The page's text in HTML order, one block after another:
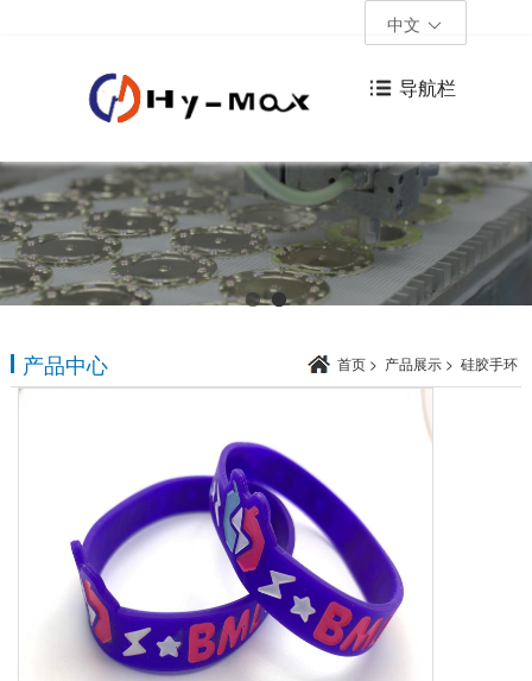
中文
导航栏
产品中心 首页 > 产品展示 > 硅胶手环